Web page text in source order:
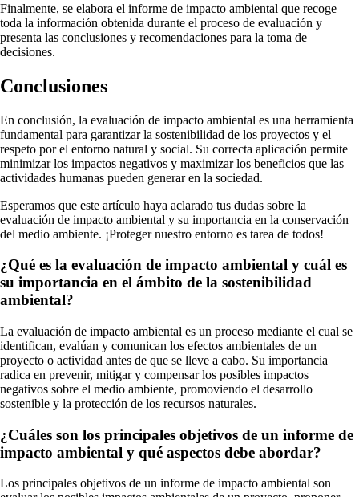
Finalmente, se elabora el informe de impacto ambiental que recoge
toda la información obtenida durante el proceso de evaluación y
presenta las conclusiones y recomendaciones para la toma de
decisiones.
Conclusiones
En conclusión, la evaluación de impacto ambiental es una herramienta
fundamental para garantizar la sostenibilidad de los proyectos y el
respeto por el entorno natural y social. Su correcta aplicación permite
minimizar los impactos negativos y maximizar los beneficios que las
actividades humanas pueden generar en la sociedad.
Esperamos que este artículo haya aclarado tus dudas sobre la
evaluación de impacto ambiental y su importancia en la conservación
del medio ambiente. ¡Proteger nuestro entorno es tarea de todos!
¿Qué es la evaluación de impacto ambiental y cuál es
su importancia en el ámbito de la sostenibilidad
ambiental?
La evaluación de impacto ambiental es un proceso mediante el cual se
identifican, evalúan y comunican los efectos ambientales de un
proyecto o actividad antes de que se lleve a cabo. Su importancia
radica en prevenir, mitigar y compensar los posibles impactos
negativos sobre el medio ambiente, promoviendo el desarrollo
sostenible y la protección de los recursos naturales.
¿Cuáles son los principales objetivos de un informe de
impacto ambiental y qué aspectos debe abordar?
Los principales objetivos de un informe de impacto ambiental son